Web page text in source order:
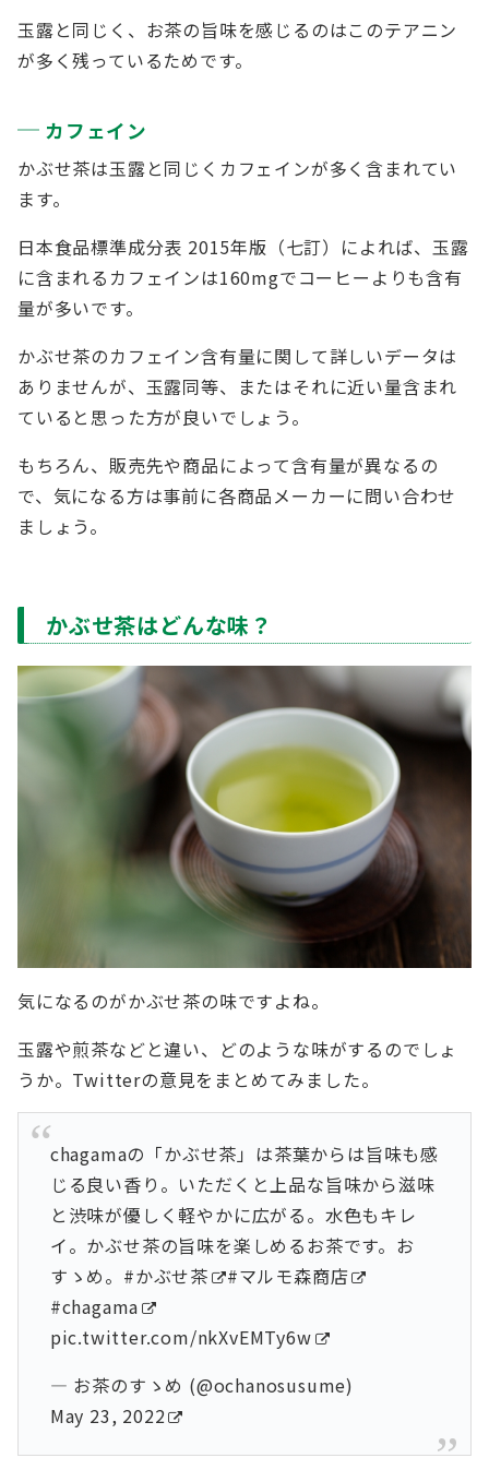
玉露と同じく、お茶の旨味を感じるのはこのテアニン
が多く残っているためです。
カフェイン
かぶせ茶は玉露と同じくカフェインが多く含まれてい
ます。
日本食品標準成分表 2015年版（七訂）によれば、玉露
に含まれるカフェインは160mgでコーヒーよりも含有
量が多いです。
かぶせ茶のカフェイン含有量に関して詳しいデータは
ありませんが、玉露同等、またはそれに近い量含まれ
ていると思った方が良いでしょう。
もちろん、販売先や商品によって含有量が異なるの
で、気になる方は事前に各商品メーカーに問い合わせ
ましょう。
かぶせ茶はどんな味？
気になるのがかぶせ茶の味ですよね。
玉露や煎茶などと違い、どのような味がするのでしょ
うか。Twitterの意見をまとめてみました。
chagamaの「かぶせ茶」は茶葉からは旨味も感
じる良い香り。いただくと上品な旨味から滋味
と渋味が優しく軽やかに広がる。水色もキレ
イ。かぶせ茶の旨味を楽しめるお茶です。お
すゝめ。 #かぶせ茶
#マルモ森商店
#chagama
pic.twitter.com/nkXvEMTy6w
— お茶のすゝめ (@ochanosusume)
May 23, 2022